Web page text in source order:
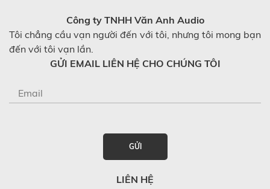
Công ty TNHH Văn Anh Audio
Tôi chẳng cầu vạn người đến với tôi, nhưng tôi mong bạn
đến với tôi vạn lần.
GỬI EMAIL LIÊN HỆ CHO CHÚNG TÔI
GỬI
LIÊN HỆ